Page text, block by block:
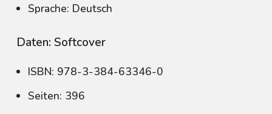
Sprache: Deutsch
Daten: Softcover
ISBN: 978-3-384-63346-0
Seiten: 396